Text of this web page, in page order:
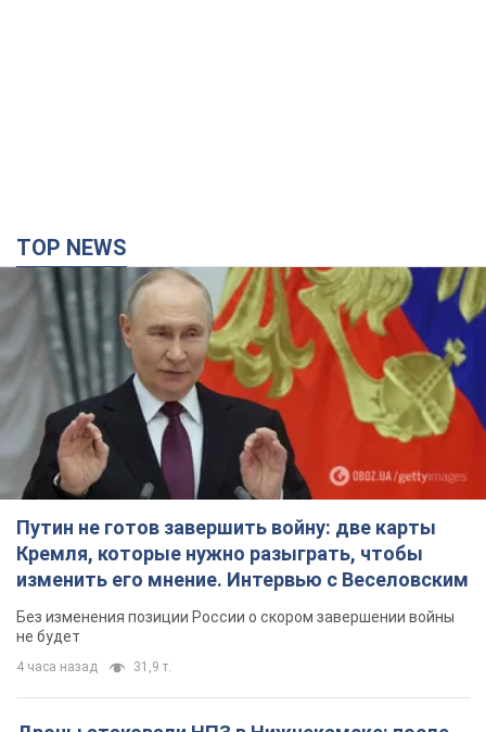
TOP NEWS
Путин не готов завершить войну: две карты
Кремля, которые нужно разыграть, чтобы
изменить его мнение. Интервью с Веселовским
Без изменения позиции России о скором завершении войны
не будет
4 часа назад 31,9 т.